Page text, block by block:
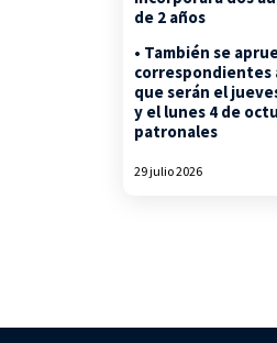
de 2 años
• También se
correspondientes
que serán el
y el lunes 4 de
patronales
29 julio 2026